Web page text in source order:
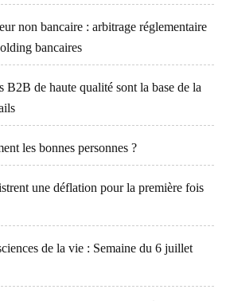
non bancaire : arbitrage réglementaire
bancaires
B2B de haute qualité sont la base de la
les bonnes personnes ?
une déflation pour la première fois
de la vie : Semaine du 6 juillet